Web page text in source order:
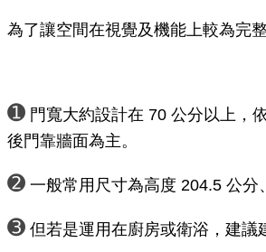
為了讓空間在視覺及機能上較為完
➊ 門寬大約設計在 70 公分以上，
後門靠牆面為主。
➋ 一般常用尺寸為高度 204.5 公分
➌ 但若是運用在廚房或衛浴，建議